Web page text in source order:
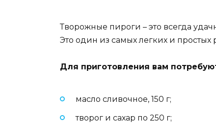
Творожные пироги – это всегда
Это один из самых легких и простых
Для приготовления вам
масло сливочное, 150 г;
творог и сахар по 250 г;